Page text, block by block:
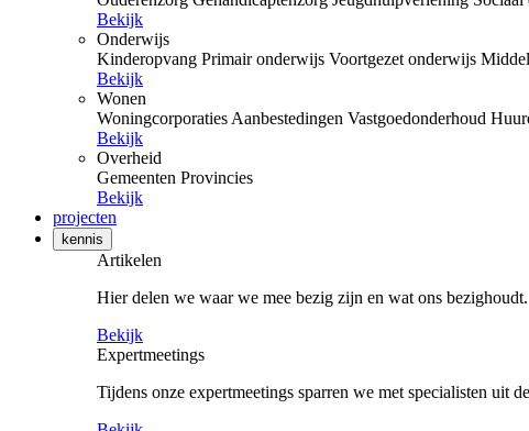
Bekijk
Onderwijs
Kinderopvang Primair onderwijs Voortgezet onderwijs
Bekijk
Wonen
Woningcorporaties Aanbestedingen Vastgoedonderhoud
Bekijk
Overheid
Gemeenten Provincies
Bekijk
projecten
kennis
Artikelen
Hier delen we waar we mee bezig zijn en wat ons bezighoudt.
Bekijk
Expertmeetings
Tijdens onze expertmeetings sparren we met specialisten uit